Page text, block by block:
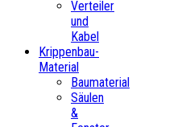
Verteiler
und
Kabel
Krippenbau-
Material
Baumaterial
Säulen
&